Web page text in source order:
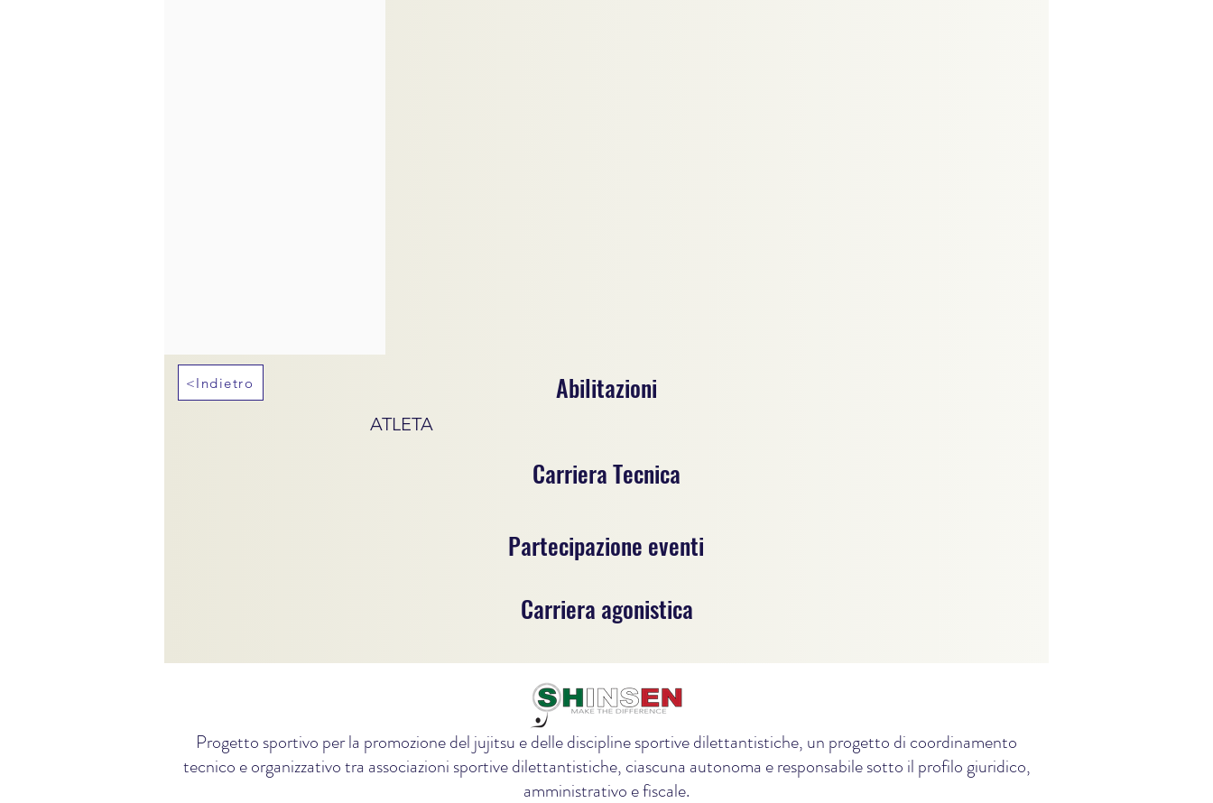
<Indietro Abilitazioni
ATLETA
Carriera Tecnica
Partecipazione eventi
Carriera agonistica
Progetto sportivo per la promozione del jujitsu e delle discipline sportive dilettantistiche, un progetto di coordinamento
tecnico e organizzativo tra associazioni sportive dilettantistiche, ciascuna autonoma e responsabile sotto il profilo giuridico,
amministrativo e fiscale.